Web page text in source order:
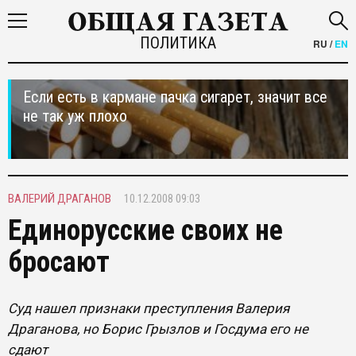
ПОЛИТИКА RU /EN
Если есть в кармане пачка сигарет, значит все
не так уж плохо
ВАЛЕРИЙ ДРАГАНОВ 10.12.2008 09:03
Единорусские своих не
бросают
Суд нашел признаки преступления Валерия
Драганова, но Борис Грызлов и Госдума его не
сдают